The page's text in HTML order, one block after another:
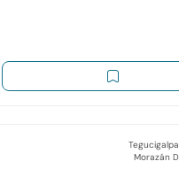
Morazán